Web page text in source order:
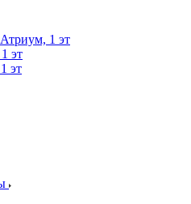
1 эт
эт
эт